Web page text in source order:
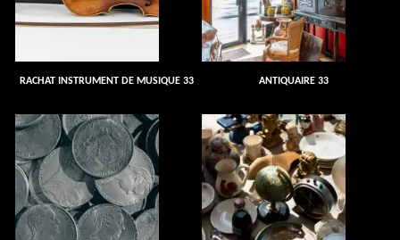
RACHAT INSTRUMENT DE MUSIQUE 33 ANTIQUAIRE 33